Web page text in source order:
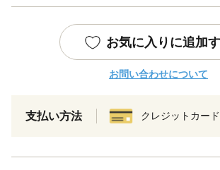
お気に入りに追加
お問い合わせについて
支払い方法 クレジットカード